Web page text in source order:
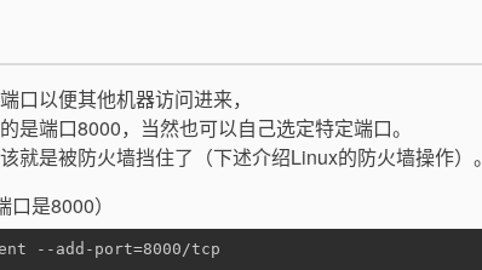
口以便其他机器访问进来，
是端口8000，当然也可以自己选定特定端口。
就是被防火墙挡住了（下述介绍Linux的防火墙操作）。
是8000）
--add-port=8000/tcp